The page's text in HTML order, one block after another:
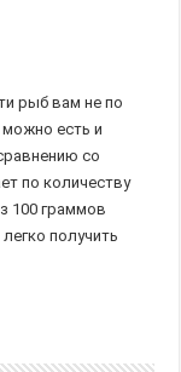
рыб вам не по
есть и
со
по количеству
100 граммов
получить